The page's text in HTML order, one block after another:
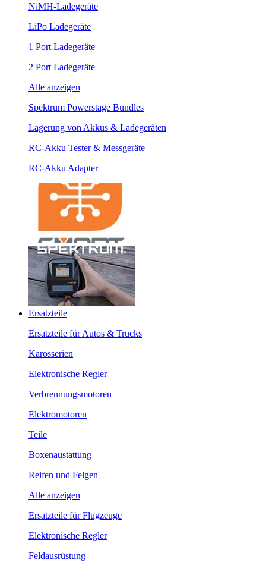
NiMH-Ladegeräte
LiPo Ladegeräte
1 Port Ladegeräte
2 Port Ladegeräte
Alle anzeigen
Spektrum Powerstage Bundles
Lagerung von Akkus & Ladegeräten
RC-Akku Tester & Messgeräte
RC-Akku Adapter
Ersatzteile
Ersatzteile für Autos & Trucks
Karosserien
Elektronische Regler
Verbrennungsmotoren
Elektromotoren
Teile
Boxenaustattung
Reifen und Felgen
Alle anzeigen
Ersatzteile für Flugzeuge
Elektronische Regler
Feldausrüstung